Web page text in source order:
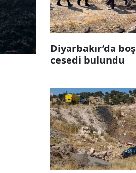
Diyarbakır’da
cesedi bulundu